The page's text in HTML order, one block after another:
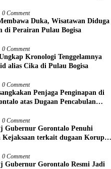
0 Comment
Duka, Wisatawan Diduga
di Perairan Pulau Bogisa
0 Comment
Kronologi Tenggelamnya
alias Cika di Pulau Bogisa
0 Comment
Penjaga Penginapan di
atas Dugaan Pencabulan
0 Comment
Gubernur Gorontalo Penuhi
Kejaksaan terkait dugaan Korupsi
0 Comment
Gubernur Gorontalo Resmi Jadi